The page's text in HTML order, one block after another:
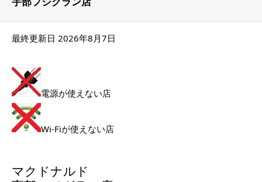
最終更新日 2026年8月7日
電源が使えない店
Wi-Fiが使えない店
マクドナルド